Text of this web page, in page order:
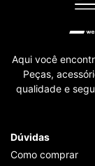
Aqui você
Peças,
qualidade e
Dúvidas
Como comprar